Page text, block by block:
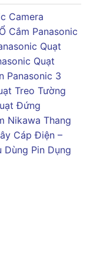
Camera
Ổ Cắm Panasonic
Quạt
Quạt
Panasonic 3
Treo Tường
Đứng
Nikawa Thang
Cáp Điện –
Dùng Pin Dụng